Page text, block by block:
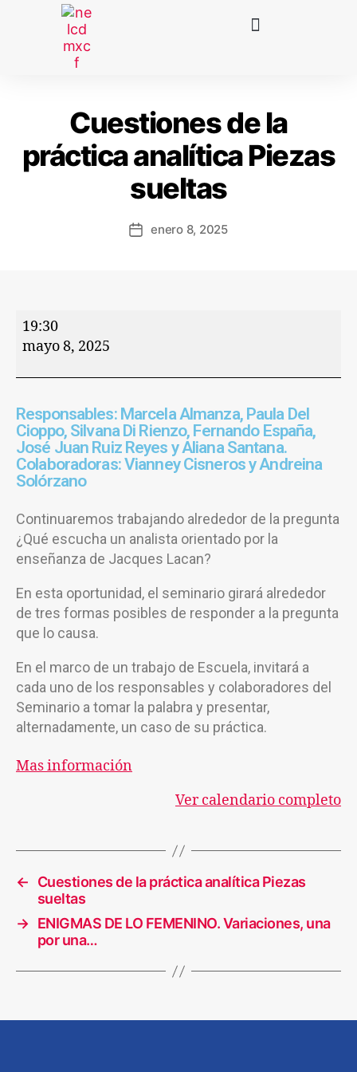
Cuestiones de la
práctica analítica Piezas
sueltas
enero 8, 2025
19:30
mayo 8, 2025
Responsables: Marcela Almanza, Paula Del
Cioppo, Silvana Di Rienzo, Fernando España,
José Juan Ruiz Reyes y Aliana Santana.
Colaboradoras: Vianney Cisneros y Andreina
Solórzano
Continuaremos trabajando alrededor de la pregunta
¿Qué escucha un analista orientado por la
enseñanza de Jacques Lacan?
En esta oportunidad, el seminario girará alrededor
de tres formas posibles de responder a la pregunta
que lo causa.
En el marco de un trabajo de Escuela, invitará a
cada uno de los responsables y colaboradores del
Seminario a tomar la palabra y presentar,
alternadamente, un caso de su práctica.
Mas información
Ver calendario completo
←
Cuestiones de la práctica analítica Piezas
sueltas
→ ENIGMAS DE LO FEMENINO. Variaciones, una
por una…